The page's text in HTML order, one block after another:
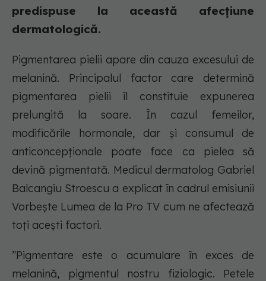
predispuse la această afecțiune
dermatologică.
Pigmentarea pielii apare din cauza excesului de
melanină. Principalul factor care determină
pigmentarea pielii îl constituie expunerea
prelungită la soare. În cazul femeilor,
modificările hormonale, dar și consumul de
anticoncepționale poate face ca pielea să
devină pigmentată. Medicul dermatolog Gabriel
Balcangiu Stroescu a explicat în cadrul emisiunii
Vorbește Lumea de la Pro TV cum ne afectează
toți acești factori.
”Pigmentare este o acumulare în exces de
melanină, pigmentul nostru fiziologic. Petele